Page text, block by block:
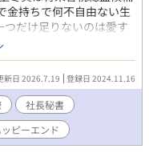
金持ちで何不自由ない生
だけ足りないのは愛す
たちと幸せな生活をし
にもいつかそんな相手と
半ば諦めかけていたのだ
間、今まで感じたことの
と悟った冬貴は必死で
と儚げな社長秘書のイ
ズものですが単体でも
けます。
新日 2026.7.19 登録日 2024.11.16
社長秘書
ッピーエンド